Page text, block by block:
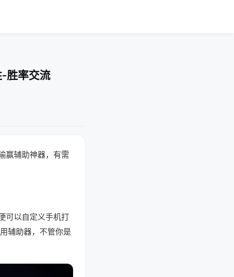
胜率交流
赢辅助神器，有需
可以自定义手机打
辅助器，不管你是